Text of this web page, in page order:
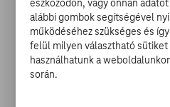
próbálja valami „normális”
„kiszámítható” jövő vár rá. A
eltökéltségét
művésznéven szólíttatja
pénzbe kerül, ám apja annak
eszközödön, vagy onnan
alábbi gombok segítségével
működéséhez szükséges és
felül milyen választható
használhatunk a
során.